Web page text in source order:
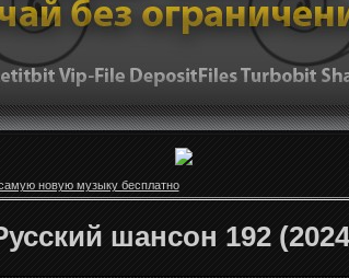
новую музыку бесплатно
шансон 192